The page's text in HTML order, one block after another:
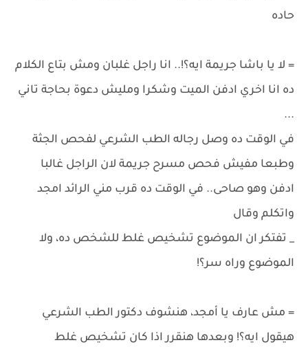
حاده
= لا يا باشا جريمة ايه؟!.. انا راجل غلبان ومش بتاع الكلام
ده انا اخري ادفن الميت وشكرا ومليش دعوة بحاجة تاني
...
في الوقت ده وصل رجاله الطب الشرعي لفحص الجثة
وطبعا مفيش فحص مسرح جريمة لان الراجل غالبا
ادفن وهو صاحى.. في الوقت ده قرب مني الرائد امجد
واتكلم وقال
_ تفتكر ان الموضوع تشخيص غلط للشخص ده، ولا
الموضوع وراه سر؟!
= مش عارف يا أمجد، هنشوف دكتور الطب الشرعي
هيقول ايه؟! وبعدها هنقرر اذا كان تشخيص غلط